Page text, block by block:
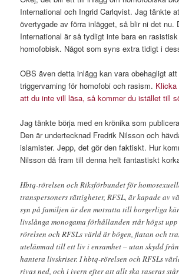
International och Ingrid Carlqvist. Jag tänkte
övertygade av förra inlägget, så blir ni det nu.
International är så tydligt inte bara en
homofobisk. Något som syns extra tidigt i
OBS även detta inlägg kan vara obehagligt
triggervarning för homofobi och rasism. Klicka
att du inte vill läsa, så kommer du istället till
Jag tänkte börja med en krönika som
Den är undertecknad Fredrik Nilsson och
islamister. Jepp, det gör den faktiskt. Hur
Nilsson då fram till denna helt fantastiskt
Hbtq-rörelsen och Riksförbundet för
transpersoners rättigheter, RFSL, är kapade av
syn på familjen är den motsatta till borgerliga
livslånga monogama förhållanden står högst
rörelsen och RFSLs värld är bögen, flatan och
utelämnad till ett liv i ensamhet – utan skydd
hantera livskriser. I hbtq-rörelsen och RFSLs
rivas ned, och i ivern efter att allt ska raseras